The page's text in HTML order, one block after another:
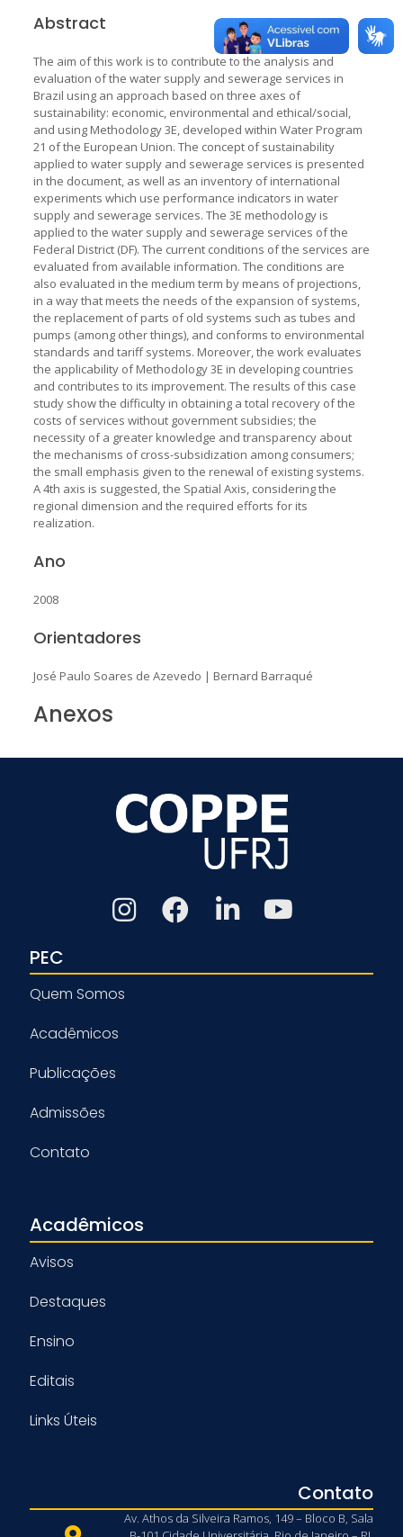
Abstract
The aim of this work is to contribute to the analysis and
evaluation of the water supply and sewerage services in
Brazil using an approach based on three axes of
sustainability: economic, environmental and ethical/social,
and using Methodology 3E, developed within Water Program
21 of the European Union. The concept of sustainability
applied to water supply and sewerage services is presented
in the document, as well as an inventory of international
experiments which use performance indicators in water
supply and sewerage services. The 3E methodology is
applied to the water supply and sewerage services of the
Federal District (DF). The current conditions of the services are
evaluated from available information. The conditions are
also evaluated in the medium term by means of projections,
in a way that meets the needs of the expansion of systems,
the replacement of parts of old systems such as tubes and
pumps (among other things), and conforms to environmental
standards and tariff systems. Moreover, the work evaluates
the applicability of Methodology 3E in developing countries
and contributes to its improvement. The results of this case
study show the difficulty in obtaining a total recovery of the
costs of services without government subsidies; the
necessity of a greater knowledge and transparency about
the mechanisms of cross-subsidization among consumers;
the small emphasis given to the renewal of existing systems.
A 4th axis is suggested, the Spatial Axis, considering the
regional dimension and the required efforts for its
realization.
Ano
2008
Orientadores
José Paulo Soares de Azevedo | Bernard Barraqué
Anexos
PEC
Quem Somos
Acadêmicos
Publicações
Admissões
Contato
Acadêmicos
Avisos
Destaques
Ensino
Editais
Links Úteis
Contato
Av. Athos da Silveira Ramos, 149 – Bloco B, Sala